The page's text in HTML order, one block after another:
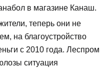
в магазине Канаш.
теперь они не
на благоустройство
с 2010 года. Леспром
ситуация